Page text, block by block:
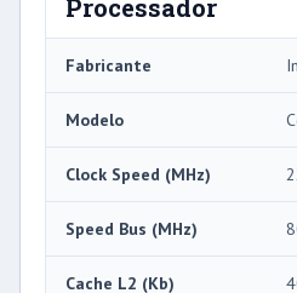
Processador
Fabricante
Modelo
Clock Speed ​​(MHz)
Speed ​​Bus (MHz)
Cache L2 (Kb)